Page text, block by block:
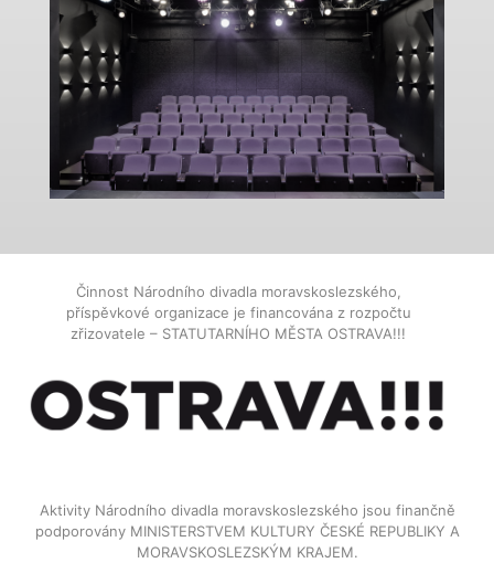
Činnost Národního divadla moravskoslezského,
příspěvkové organizace je financována z rozpočtu
zřizovatele – STATUTARNÍHO MĚSTA OSTRAVA!!!
Aktivity Národního divadla moravskoslezského jsou finančně
podporovány MINISTERSTVEM KULTURY ČESKÉ REPUBLIKY A
MORAVSKOSLEZSKÝM KRAJEM.